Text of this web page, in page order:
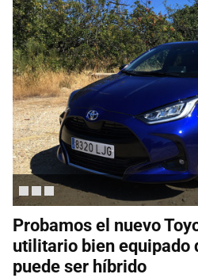
Probamos el nuevo
utilitario bien equipado
puede ser híbrido